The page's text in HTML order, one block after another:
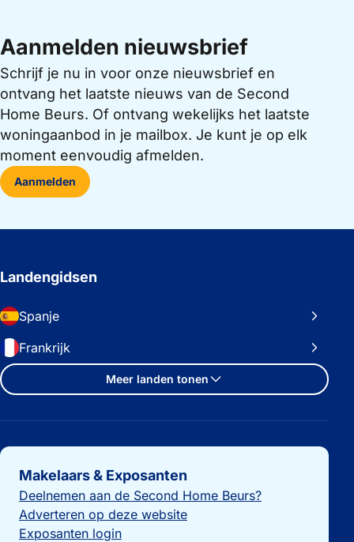
Aanmelden nieuwsbrief
Schrijf je nu in voor onze nieuwsbrief en
ontvang het laatste nieuws van de Second
Home Beurs. Of ontvang wekelijks het laatste
woningaanbod in je mailbox. Je kunt je op elk
moment eenvoudig afmelden.
Aanmelden
Landengidsen
Spanje
Frankrijk
Meer landen tonen
Belangrijke links
Makelaars & Exposanten
Deelnemen aan de Second Home Beurs?
Adverteren op deze website
Exposanten login